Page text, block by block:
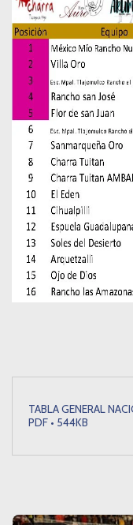
TABLA GENERAL
PDF • 544KB